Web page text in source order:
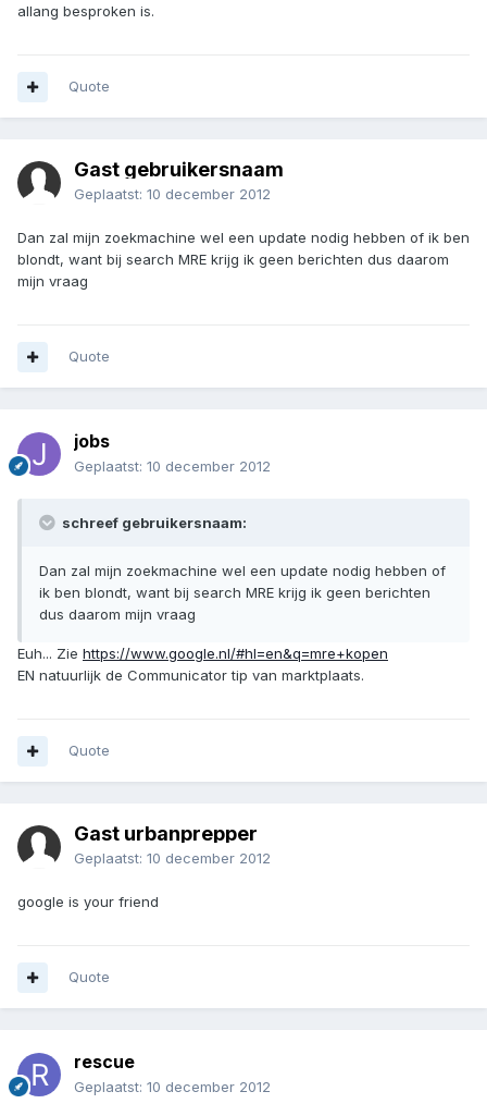
allang besproken is.
Quote
Gast gebruikersnaam
Geplaatst: 10 december 2012
Dan zal mijn zoekmachine wel een update nodig hebben of ik ben
blondt, want bij search MRE krijg ik geen berichten dus daarom
mijn vraag
Quote
jobs
Geplaatst: 10 december 2012
schreef gebruikersnaam:
Dan zal mijn zoekmachine wel een update nodig hebben of
ik ben blondt, want bij search MRE krijg ik geen berichten
dus daarom mijn vraag
Euh... Zie https://www.google.nl/#hl=en&q=mre+kopen
EN natuurlijk de Communicator tip van marktplaats.
Quote
Gast urbanprepper
Geplaatst: 10 december 2012
google is your friend
Quote
rescue
Geplaatst: 10 december 2012